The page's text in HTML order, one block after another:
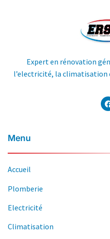
Expert en rénovation
l’electricité, la climatisation
Menu
Accueil
Plomberie
Electricité
Climatisation